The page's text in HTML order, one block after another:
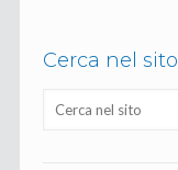
Cerca nel sito